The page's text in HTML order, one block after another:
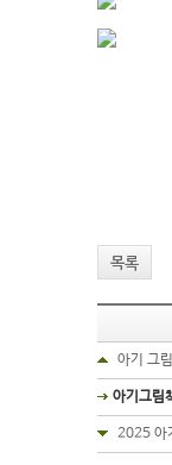
목록
아기 그
아기그림
2025 아